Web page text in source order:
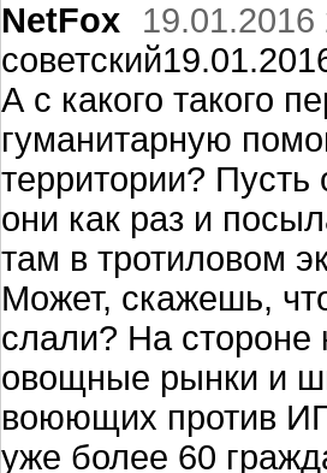
NetFox
19.01.2016
А с какого такого
гуманитарную
территории?
они как раз и
там в тротиловом
Может, скажешь,
слали? На
овощные рынки и
воюющих против
уже более 60